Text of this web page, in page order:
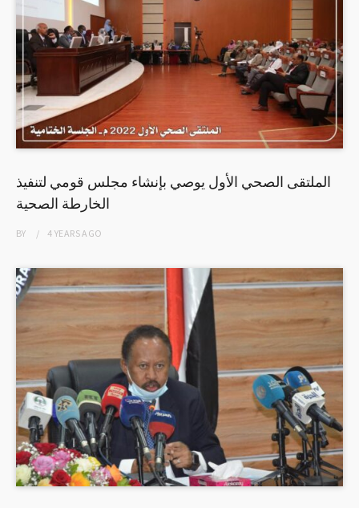
الملتقى الصحي الأول يوصي بإنشاء مجلس قومي لتنفيذ
الخارطة الصحية
BY 4 YEARSAGO